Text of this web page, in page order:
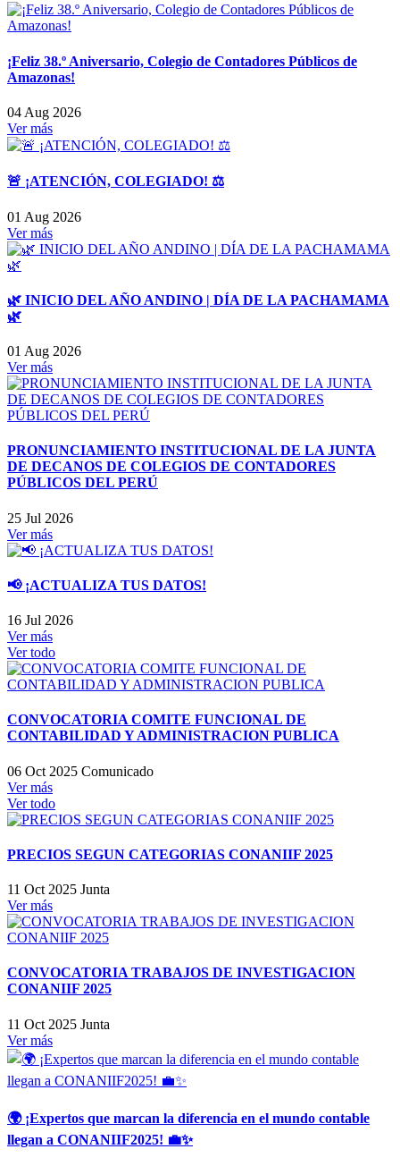
¡Feliz 38.º Aniversario, Colegio de Contadores Públicos de
Amazonas!
04 Aug 2026
Ver más
🚨 ¡ATENCIÓN, COLEGIADO! ⚖️
01 Aug 2026
Ver más
🌿 INICIO DEL AÑO ANDINO | DÍA DE LA PACHAMAMA
🌿
01 Aug 2026
Ver más
PRONUNCIAMIENTO INSTITUCIONAL DE LA JUNTA
DE DECANOS DE COLEGIOS DE CONTADORES
PÚBLICOS DEL PERÚ
25 Jul 2026
Ver más
📢 ¡ACTUALIZA TUS DATOS!
16 Jul 2026
Ver más
Ver todo
CONVOCATORIA COMITE FUNCIONAL DE
CONTABILIDAD Y ADMINISTRACION PUBLICA
06 Oct 2025 Comunicado
Ver más
Ver todo
PRECIOS SEGUN CATEGORIAS CONANIIF 2025
11 Oct 2025 Junta
Ver más
CONVOCATORIA TRABAJOS DE INVESTIGACION
CONANIIF 2025
11 Oct 2025 Junta
Ver más
🌍 ¡Expertos que marcan la diferencia en el mundo contable
llegan a CONANIIF2025! 💼✨